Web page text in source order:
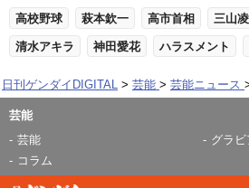
高校野球 萩本欽一 高市首相 三山
清水アキラ 神田愛花 ハラスメント
日刊ゲンダイDIGITAL 芸能 芸能ニュース
芸能
芸能
グラビ
コラム